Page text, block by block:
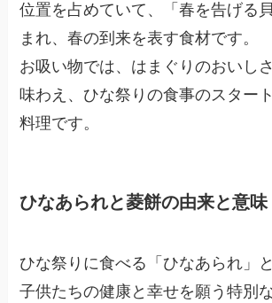
位置を占めていて、「春を告げる
まれ、春の到来を表す食材です。
お吸い物では、はまぐりのおいし
味わえ、ひな祭りの食事のスター
料理です。
ひなあられと菱餅の由来と意味
ひな祭りに食べる「ひなあられ」
子供たちの健康と幸せを願う特別